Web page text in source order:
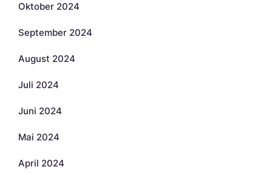
Oktober 2024
September 2024
August 2024
Juli 2024
Juni 2024
Mai 2024
April 2024